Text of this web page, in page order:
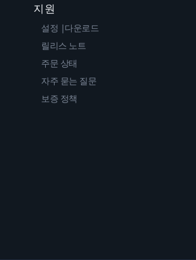
지원
설정 |다운로드
릴리스 노트
주문 상태
자주 묻는 질문
보증 정책